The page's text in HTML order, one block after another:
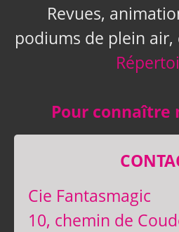
Revues,
podiums de plein
Pour connaître
Cie Fantasmagic
10, chemin de